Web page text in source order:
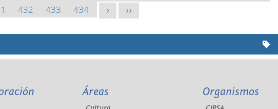
432 433 434 > >>
Áreas Organismos